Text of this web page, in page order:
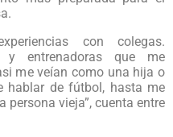
con colegas.
y entrenadoras que me
me veían como una hija o
hablar de fútbol, hasta me
persona vieja”, cuenta entre